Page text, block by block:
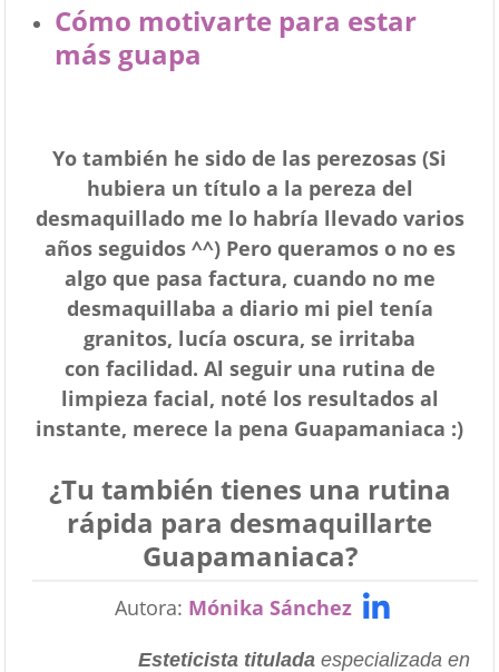
Cómo motivarte para estar
más guapa
Yo también he sido de las perezosas (Si
hubiera un título a la pereza del
desmaquillado me lo habría llevado varios
años seguidos ^^) Pero queramos o no es
algo que pasa factura, cuando no me
desmaquillaba a diario mi piel tenía
granitos, lucía oscura, se irritaba
con facilidad. Al seguir una rutina de
limpieza facial, noté los resultados al
instante, merece la pena Guapamaniaca :)
¿Tu también tienes una rutina
rápida para desmaquillarte
Guapamaniaca?
Autora: Mónika Sánchez
Esteticista tituladaespecializada en